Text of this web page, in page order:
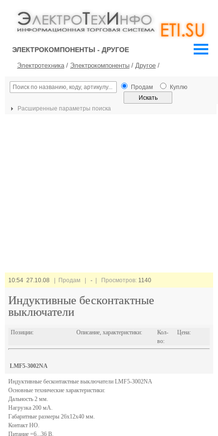
ЭЛЕКТРОКОМПОНЕНТЫ - ДРУГОЕ
Электротехника/ Электрокомпоненты / Другое /
Продам Куплю
Расширенные параметры поиска
10:54 27.10.08 | Продам | - | Просмотров: 1140
Индуктивные бесконтактные
выключатели
Позиции: Описание, характеристики:
Кол-
во:
Цена:
LMF5-3002NA
Индуктивные бесконтактные выключатели LMF5-3002NA
Основные технические характеристики:
Дальность 2 мм.
Нагрузка 200 мА.
Габаритные размеры 26x12х40 мм.
Контакт HО.
Питание =6...36 В.